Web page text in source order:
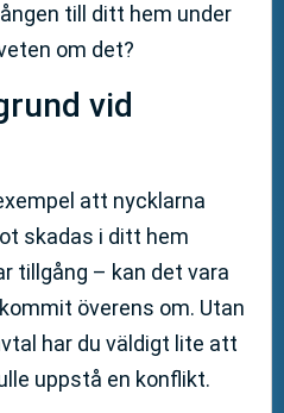
till ditt hem under
om det?
vid
att nycklarna
skadas i ditt hem
tillgång – kan det vara
överens om. Utan
har du väldigt lite att
uppstå en konflikt.